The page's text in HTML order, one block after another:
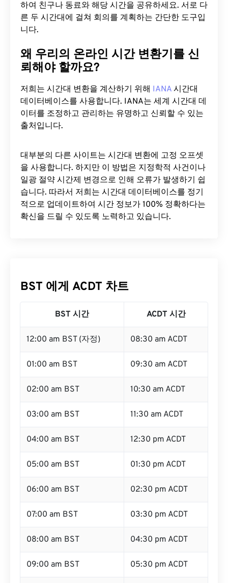
하여 친구나 동료와 해당 시간을 공유하세요. 서로 다
른 두 시간대에 걸쳐 회의를 계획하는 간단한 도구입
니다.
왜 우리의 온라인 시간 변환기를 신
뢰해야 할까요?
저희는 시간대 변환을 계산하기 위해 IANA 시간대
데이터베이스를 사용합니다. IANA는 세계 시간대 데
이터를 조정하고 관리하는 유명하고 신뢰할 수 있는
출처입니다.
대부분의 다른 사이트는 시간대 변환에 ​​고정 오프셋
을 사용합니다. 하지만 이 방법은 지정학적 사건이나
일광 절약 시간제 변경으로 인해 오류가 발생하기 쉽
습니다. 따라서 저희는 시간대 데이터베이스를 정기
적으로 업데이트하여 시간 정보가 100% 정확하다는
확신을 드릴 수 있도록 노력하고 있습니다.
BST 에게 ACDT 차트
BST 시간 ACDT 시간
12:00 am BST (자정) 08:30 am ACDT
01:00 am BST 09:30 am ACDT
02:00 am BST 10:30 am ACDT
03:00 am BST 11:30 am ACDT
04:00 am BST 12:30 pm ACDT
05:00 am BST 01:30 pm ACDT
06:00 am BST 02:30 pm ACDT
07:00 am BST 03:30 pm ACDT
08:00 am BST 04:30 pm ACDT
09:00 am BST 05:30 pm ACDT